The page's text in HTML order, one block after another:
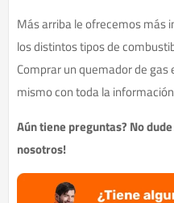
Más arriba le ofrecemos más
los distintos tipos de
Comprar un quemador de
mismo con toda la
Aún tiene preguntas? No
nosotros!